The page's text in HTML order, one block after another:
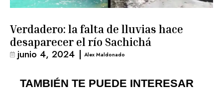
Verdadero: la falta de lluvias hace
desaparecer el río Sachichá
junio 4, 2024 | Alex Maldonado
TAMBIÉN TE PUEDE INTERESAR